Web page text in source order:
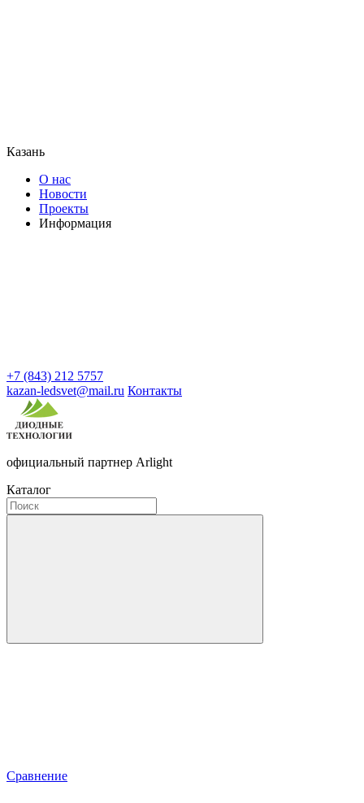
Казань
О нас
Новости
Проекты
Информация
+7 (843) 212 5757
kazan-ledsvet@mail.ru Контакты
официальный партнер Arlight
Каталог
Сравнение